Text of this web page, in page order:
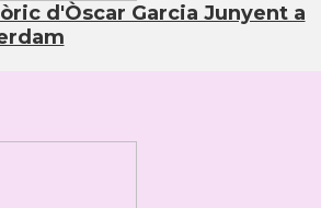
d'Òscar Garcia Junyent a